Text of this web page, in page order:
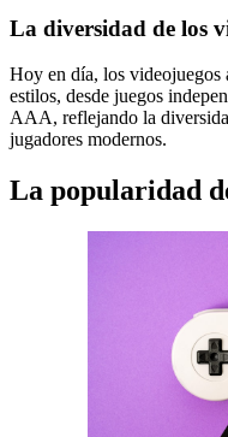
La diversidad de los
Hoy en día, los videojuegos
estilos, desde juegos
AAA, reflejando la
jugadores modernos.
La popularidad